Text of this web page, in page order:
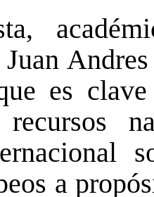
es
recursos
a